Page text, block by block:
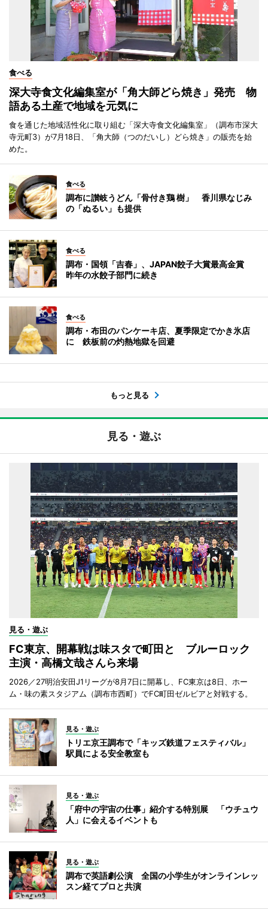
食べる
深大寺食文化編集室が「角大師どら焼き」発売 物
語ある土産で地域を元気に
食を通じた地域活性化に取り組む「深大寺食文化編集室」（調布市深大
寺元町3）が7月18日、「角大師（つのだいし）どら焼き」の販売を始
めた。
食べる
調布に讃岐うどん「骨付き鶏 樹」 香川県なじみ
の「ぬるい」も提供
食べる
調布・国領「吉春」、JAPAN餃子大賞最高金賞
昨年の水餃子部門に続き
食べる
調布・布田のパンケーキ店、夏季限定でかき氷店
に 鉄板前の灼熱地獄を回避
もっと見る
見る・遊ぶ
見る・遊ぶ
FC東京、開幕戦は味スタで町田と ブルーロック
主演・高橋文哉さんら来場
2026／27明治安田J1リーグが8月7日に開幕し、FC東京は8日、ホー
ム・味の素スタジアム（調布市西町）でFC町田ゼルビアと対戦する。
見る・遊ぶ
トリエ京王調布で「キッズ鉄道フェスティバル」
駅員による安全教室も
見る・遊ぶ
「府中の宇宙の仕事」紹介する特別展 「ウチュウ
人」に会えるイベントも
見る・遊ぶ
調布で英語劇公演 全国の小学生がオンラインレッ
スン経てプロと共演